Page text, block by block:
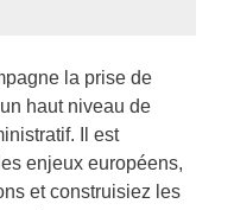
la prise de
haut niveau de
Il est
enjeux européens,
et construisiez les